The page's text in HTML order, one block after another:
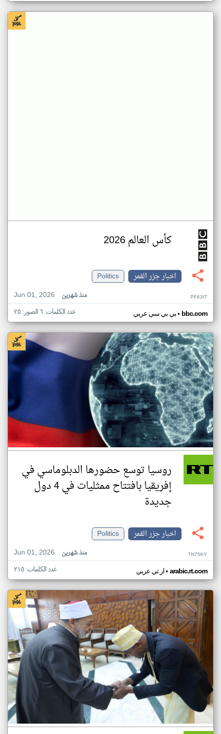
كأس العالم 2026
اخبار جزر القمر
Politics
Jun 01, 2026
منذ شهرين PF63IT
بي بي سي عربي• bbc.com عدد الكلمات: ٦ الصور: ٢٥
روسيا توسع حضورها الدبلوماسي في
إفريقيا بافتتاح ممثليات في 4 دول
جديدة
اخبار جزر القمر
Politics
Jun 01, 2026
منذ شهرين TN75KY
ار تي عربي• arabic.rt.com عدد الكلمات: ٢١٥